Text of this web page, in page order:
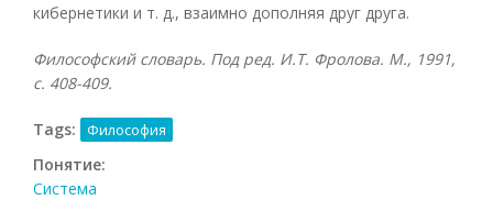
кибернетики и т. д., взаимно дополняя друг друга.
Философский словарь. Под ред. И.Т. Фролова. М., 1991,
с. 408-409.
Tags: Философия
Понятие:
Система